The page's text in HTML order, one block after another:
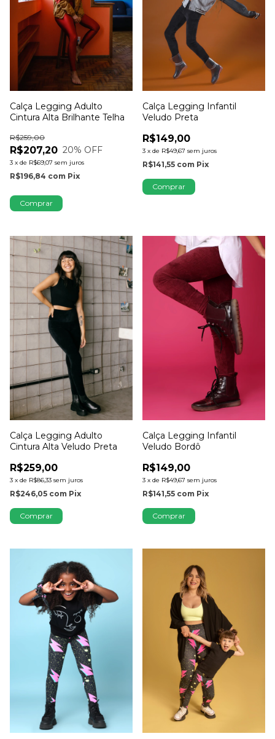
Calça Legging Adulto
Cintura Alta Brilhante Telha
R$207,20
R$259,00
20% OFF
3 x de R$69,07 sem juros
R$196,84 com Pix
Comprar
Calça Legging Infantil
Veludo Preta
R$149,00
3 x de R$49,67 sem juros
R$141,55 com Pix
Comprar
Calça Legging Adulto
Cintura Alta Veludo Preta
R$259,00
3 x de R$86,33 sem juros
R$246,05 com Pix
Comprar
Calça Legging Infantil
Veludo Bordô
R$149,00
3 x de R$49,67 sem juros
R$141,55 com Pix
Comprar